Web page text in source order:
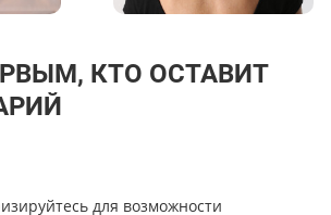
КТО ОСТАВИТ
для возможности